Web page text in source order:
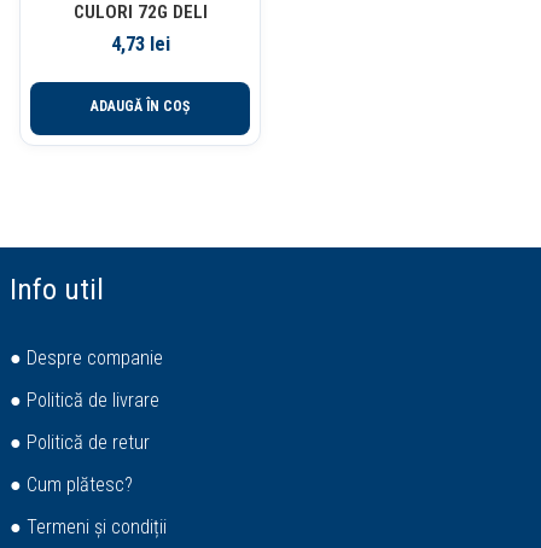
CULORI 72G DELI
4,73 lei
ADAUGĂ ÎN COȘ
Info util
● Despre companie
● Politică de livrare
● Politică de retur
● Cum plătesc?
● Termeni și condiții